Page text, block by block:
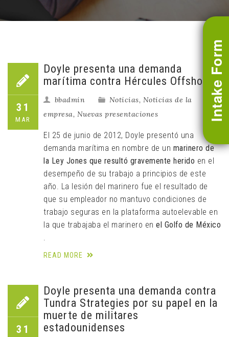
Intake Form
31
MAR
Doyle presenta una demanda
marítima contra Hércules Offshore
bbadmin Noticias, Noticias de la
empresa, Nuevas presentaciones
El 25 de junio de 2012, Doyle presentó una
demanda marítima en nombre de un marinero de
la Ley Jones que resultó gravemente herido en el
desempeño de su trabajo a principios de este
año. La lesión del marinero fue el resultado de
que su empleador no mantuvo condiciones de
trabajo seguras en la plataforma autoelevable en
la que trabajaba el marinero en el Golfo de México
.
READ MORE
31
Doyle presenta una demanda contra
Tundra Strategies por su papel en la
muerte de militares
estadounidenses